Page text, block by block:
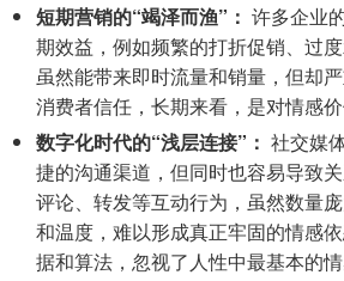
短期营销的“竭泽而渔”： 许多企业
期效益，例如频繁的打折促销、过
虽然能带来即时流量和销量，但却
消费者信任，长期来看，是对情感价
数字化时代的“浅层连接”： 社交媒
捷的沟通渠道，但同时也容易导致关
评论、转发等互动行为，虽然数量
和温度，难以形成真正牢固的情感
据和算法，忽视了人性中最基本的情